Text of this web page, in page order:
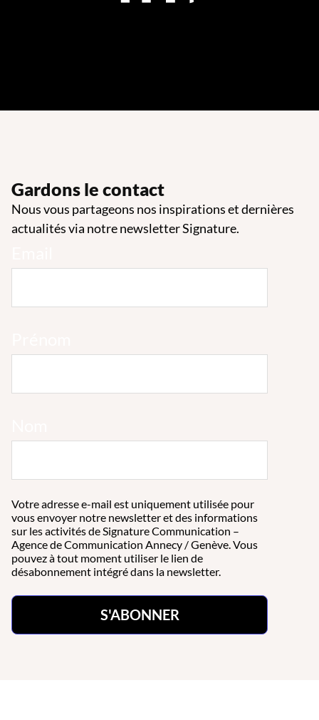
Gardons le contact
Nous vous partageons nos inspirations et dernières
actualités via notre newsletter Signature.
Votre adresse e-mail est uniquement utilisée pour
vous envoyer notre newsletter et des informations
sur les activités de Signature Communication –
Agence de Communication Annecy / Genève. Vous
pouvez à tout moment utiliser le lien de
désabonnement intégré dans la newsletter.